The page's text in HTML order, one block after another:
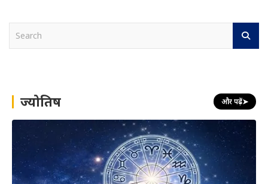
h ज्योतिष और पढ़ें➤